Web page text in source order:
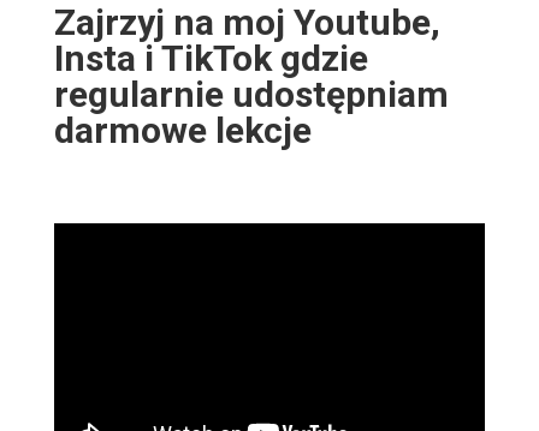
Zajrzyj na moj Youtube,
Insta i TikTokgdzie
regularnie udostępniam
darmowe lekcje